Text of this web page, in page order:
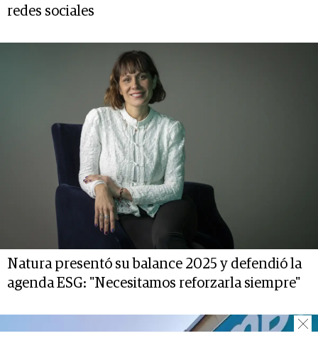
redes sociales
Natura presentó su balance 2025 y defendió la
agenda ESG: "Necesitamos reforzarla siempre"